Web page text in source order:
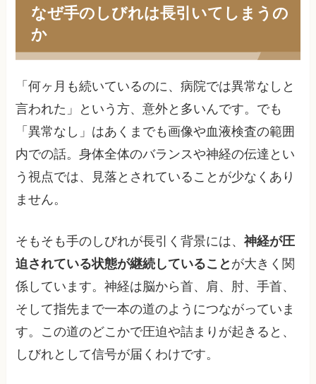
なぜ手のしびれは長引いてしまうの
か
「何ヶ月も続いているのに、病院では異常なしと
言われた」という方、意外と多いんです。でも
「異常なし」はあくまでも画像や血液検査の範囲
内での話。身体全体のバランスや神経の伝達とい
う視点では、見落とされていることが少なくあり
ません。
そもそも手のしびれが長引く背景には、神経が圧
迫されている状態が継続していること が大きく関
係しています。神経は脳から首、肩、肘、手首、
そして指先まで一本の道のようにつながっていま
す。この道のどこかで圧迫や詰まりが起きると、
しびれとして信号が届くわけです。